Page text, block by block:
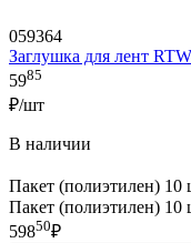
059364
Заглушка для лент
5985
₽/шт
В наличии
Пакет (полиэтилен)
Пакет (полиэтилен) 10
59850₽